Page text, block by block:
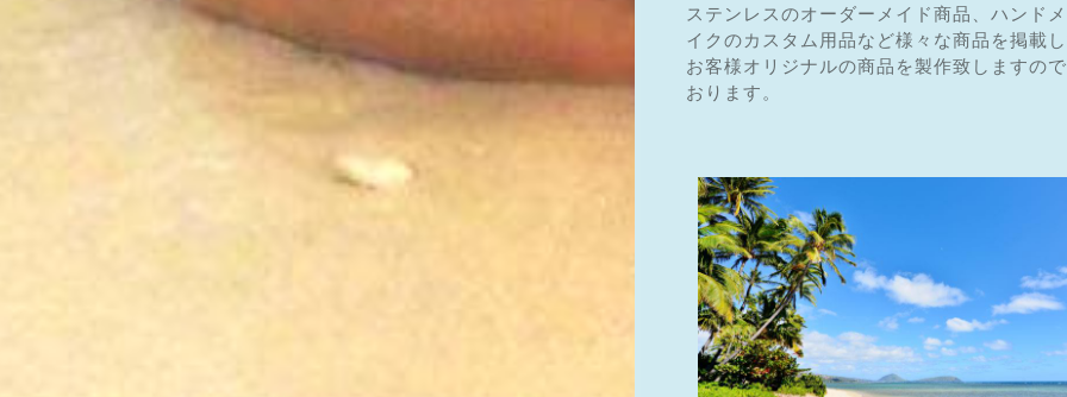
ステンレスのオーダーメイド商品、ハンド
イクのカスタム用品など様々な商品を掲載
お客様オリジナルの商品を製作致しますの
おります。